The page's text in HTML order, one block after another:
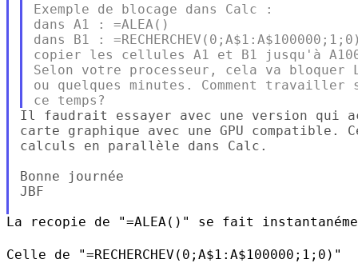
Exemple de blocage dans Calc :
dans A1 : =ALEA()
dans B1 :
copier les cellules A1 et B1 jusqu'à
Selon votre processeur, cela va bloquer
ou quelques minutes. Comment
Il faudrait essayer avec une version qui
carte graphique avec une GPU
calculs en parallèle dans Calc.
Bonne journée
JBF
La recopie de "=ALEA()" se fait
Celle de "=RECHERCHEV(0;A$1:A$100000;1;0)"